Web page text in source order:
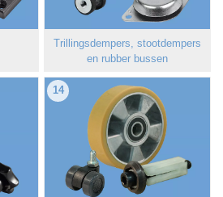
Trillingsdempers, stootdempers
en rubber bussen
14